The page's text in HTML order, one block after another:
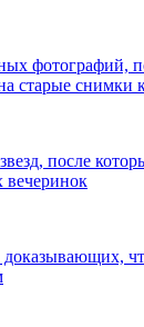
фотографий,
старые снимки
после
вечеринок